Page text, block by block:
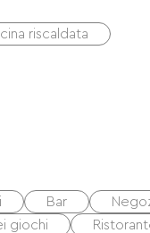
riscaldata
Bar
giochi